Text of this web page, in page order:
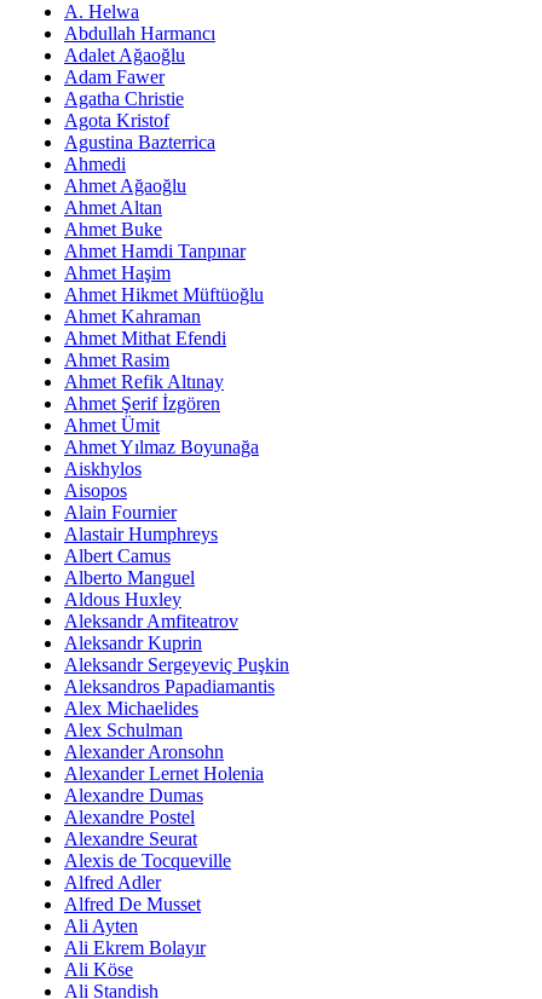
A. Helwa
Abdullah Harmancı
Adalet Ağaoğlu
Adam Fawer
Agatha Christie
Agota Kristof
Agustina Bazterrica
Ahmedi
Ahmet Ağaoğlu
Ahmet Altan
Ahmet Buke
Ahmet Hamdi Tanpınar
Ahmet Haşim
Ahmet Hikmet Müftüoğlu
Ahmet Kahraman
Ahmet Mithat Efendi
Ahmet Rasim
Ahmet Refik Altınay
Ahmet Şerif İzgören
Ahmet Ümit
Ahmet Yılmaz Boyunağa
Aiskhylos
Aisopos
Alain Fournier
Alastair Humphreys
Albert Camus
Alberto Manguel
Aldous Huxley
Aleksandr Amfiteatrov
Aleksandr Kuprin
Aleksandr Sergeyeviç Puşkin
Aleksandros Papadiamantis
Alex Michaelides
Alex Schulman
Alexander Aronsohn
Alexander Lernet Holenia
Alexandre Dumas
Alexandre Postel
Alexandre Seurat
Alexis de Tocqueville
Alfred Adler
Alfred De Musset
Ali Ayten
Ali Ekrem Bolayır
Ali Köse
Ali Standish